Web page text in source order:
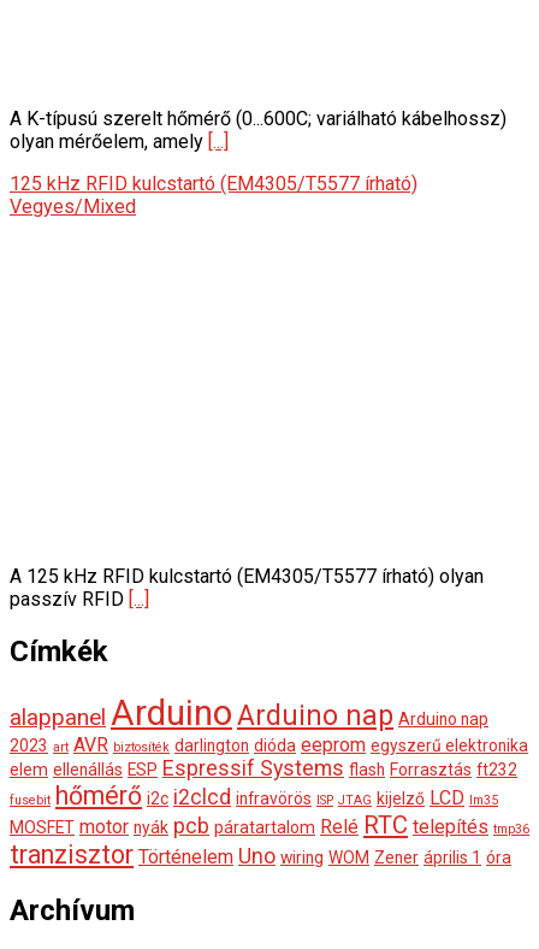
A K-típusú szerelt hőmérő (0...600C; variálható kábelhossz)
olyan mérőelem, amely [...]
125 kHz RFID kulcstartó (EM4305/T5577 írható)
Vegyes/Mixed
A 125 kHz RFID kulcstartó (EM4305/T5577 írható) olyan
passzív RFID [...]
Címkék
alappanel ArduinoArduino nap Arduino nap
2023 art AVR biztosíték darlington dióda eeprom egyszerű elektronika
elem ellenállás ESP Espressif Systems flash Forrasztás ft232
fusebit hőmérő i2c i2clcd infravörös ISP JTAG kijelző LCD lm35
MOSFET motor nyák pcb páratartalom Relé RTC telepítés tmp36
tranzisztor Történelem Uno wiring WOM Zener április 1 óra
Archívum